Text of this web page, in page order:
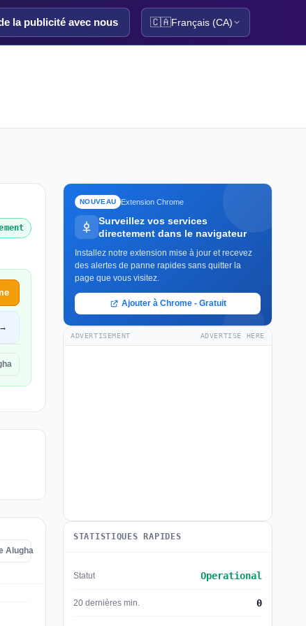
la publicité avec nous 🇨🇦Français (CA)
Alugha
NOUVEAU Extension Chrome
Surveillez vos services
directement dans le navigateur
Installez notre extension mise à jour et recevez
des alertes de panne rapides sans quitter la
page que vous visitez.
Ajouter à Chrome - Gratuit
ADVERTISEMENT ADVERTISE HERE
STATISTIQUES RAPIDES
Statut Operational
20 dernières min. 0